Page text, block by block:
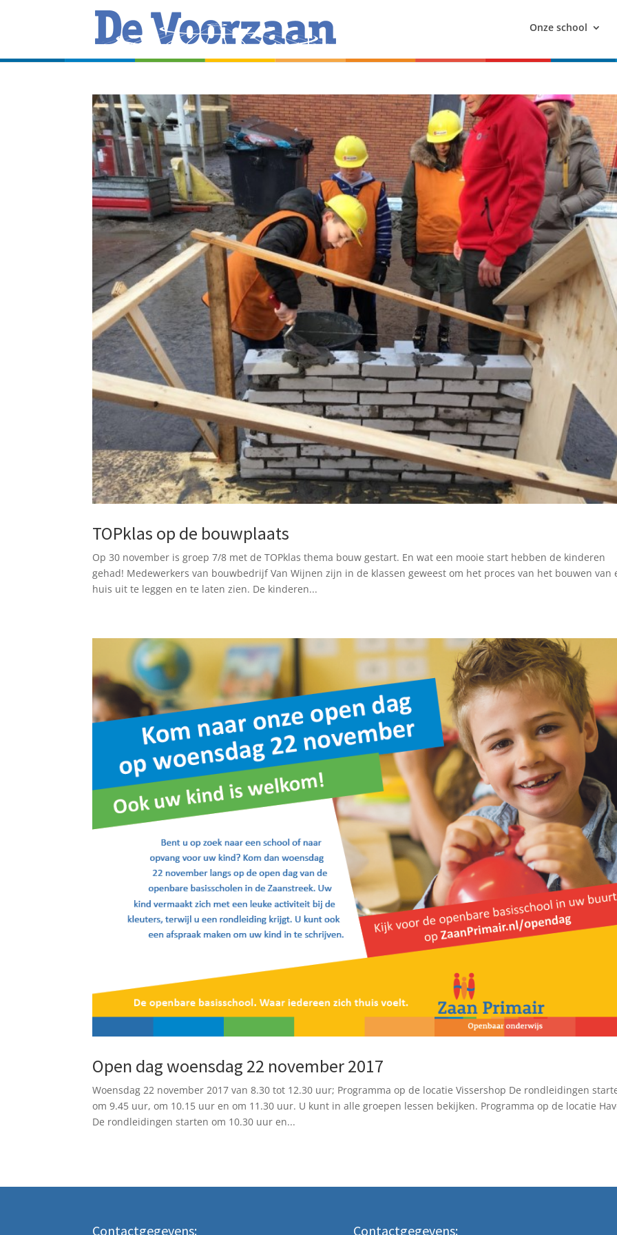
Onze school
TOPklas op de bouwplaats
Op 30 november is groep 7/8 met de TOPklas thema bouw gestart. En wat een mooie start hebben de kinderen
gehad! Medewerkers van bouwbedrijf Van Wijnen zijn in de klassen geweest om het proces van het bouwen van
huis uit te leggen en te laten zien. De kinderen...
Open dag woensdag 22 november 2017
Woensdag 22 november 2017 van 8.30 tot 12.30 uur; Programma op de locatie Vissershop De rondleidingen
om 9.45 uur, om 10.15 uur en om 11.30 uur. U kunt in alle groepen lessen bekijken. Programma op de locatie
De rondleidingen starten om 10.30 uur en...
Contactgegevens: Contactgegevens: